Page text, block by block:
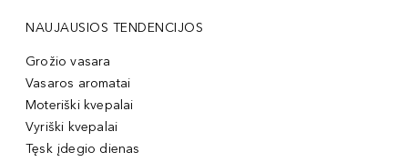
NAUJAUSIOS TENDENCIJOS
Grožio vasara
Vasaros aromatai
Moteriški kvepalai
Vyriški kvepalai
Tęsk įdegio dienas